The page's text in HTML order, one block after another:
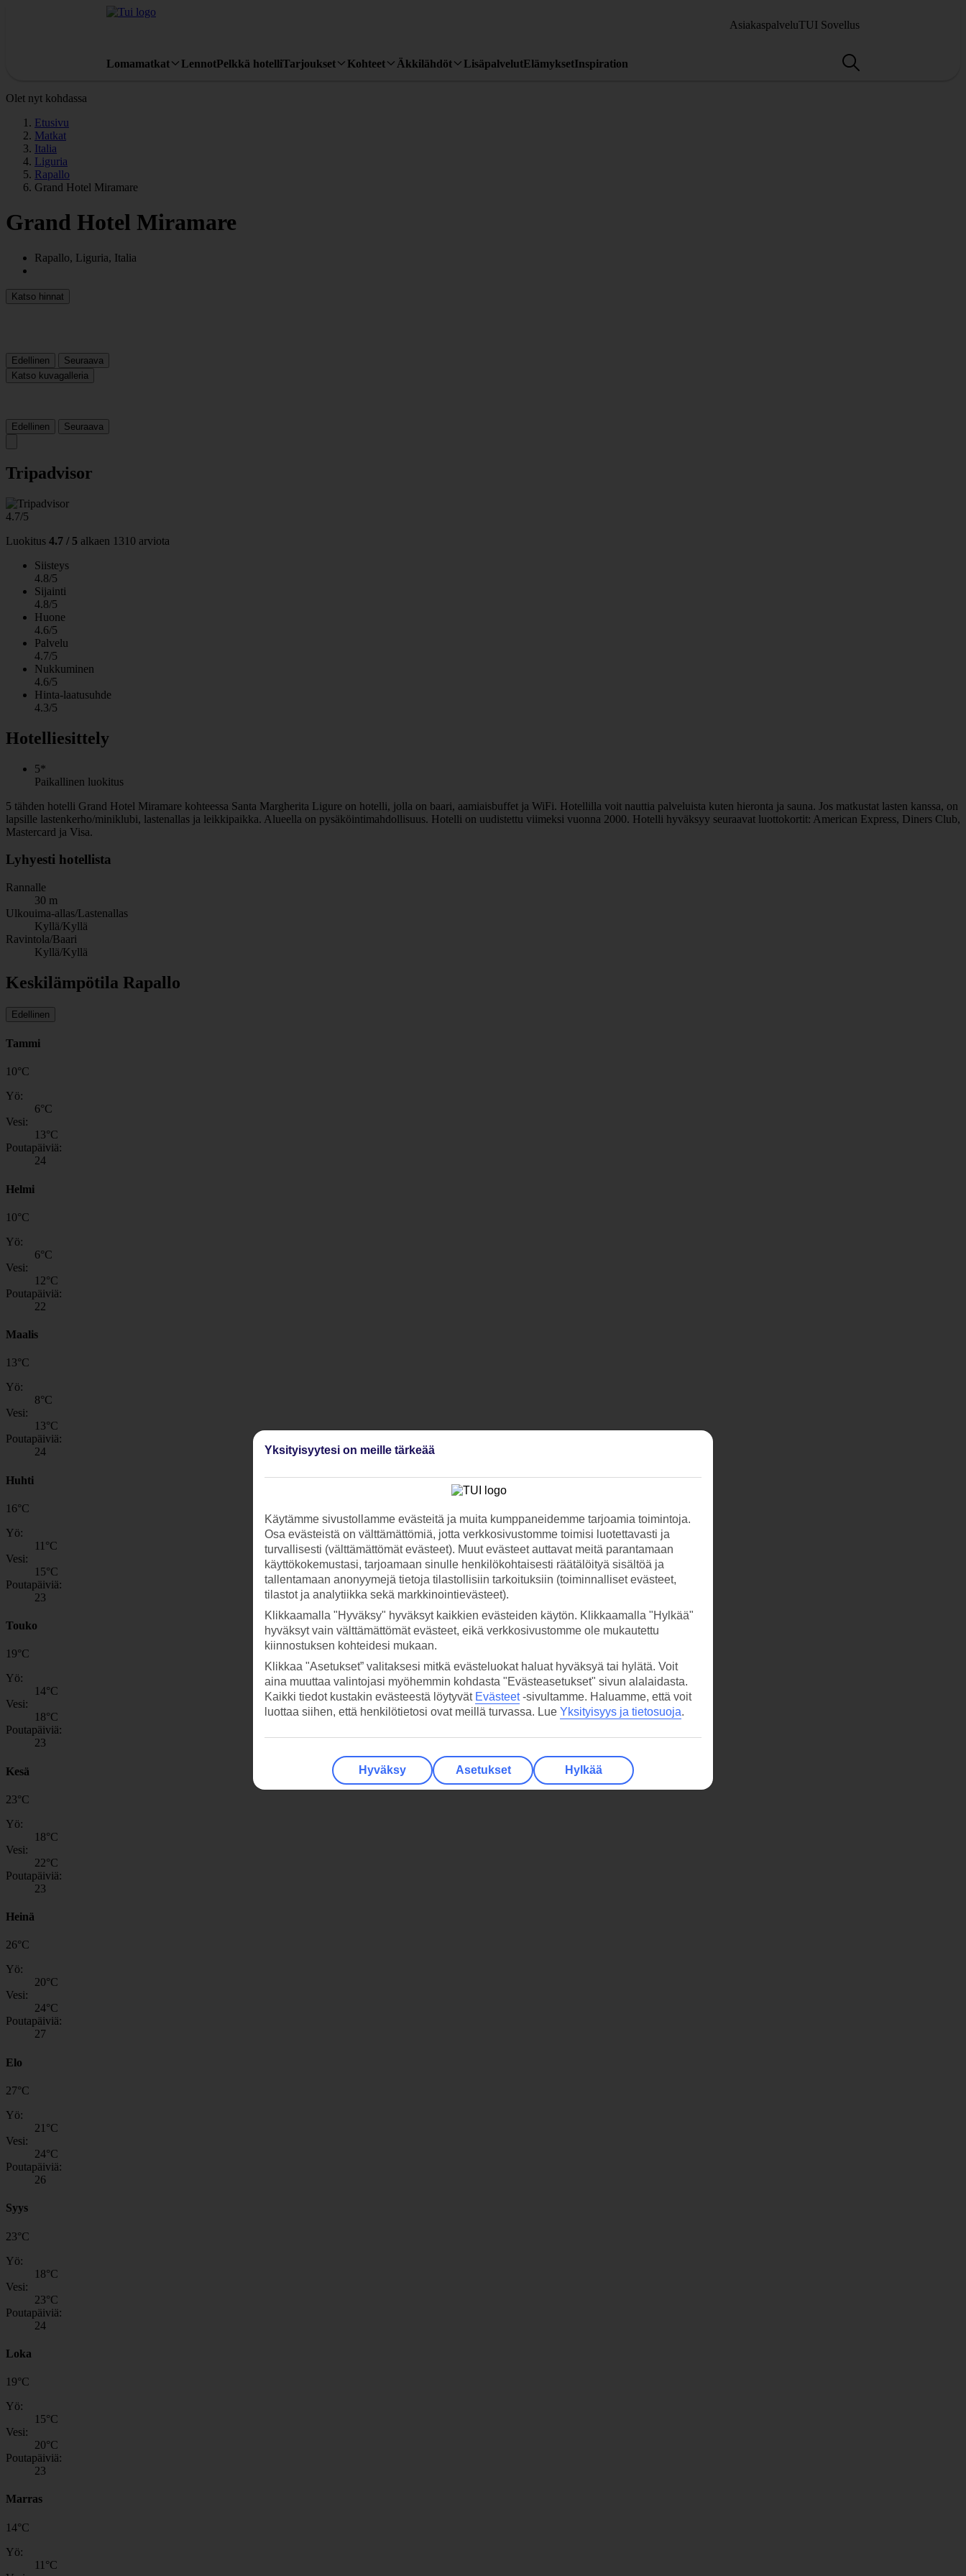
AsiakaspalveluTUI Sovellus
Lomamatkat LennotPelkkä hotelliTarjoukset Kohteet Äkkilähdöt LisäpalvelutElämyksetInspiration
Olet nyt kohdassa
Etusivu
Matkat
Italia
Liguria
Rapallo
Grand Hotel Miramare
Grand Hotel Miramare
Rapallo, Liguria, Italia
Katso hinnat
Edellinen
Seuraava
Katso kuvagalleria
Edellinen Seuraava
Tripadvisor
4.7/5
Luokitus 4.7 / 5 alkaen 1310 arviota
Siisteys
4.8/5
Sijainti
4.8/5
Huone
4.6/5
Palvelu
4.7/5
Nukkuminen
4.6/5
Hinta-laatusuhde
4.3/5
Hotelliesittely
5*
Paikallinen luokitus
5 tähden hotelli Grand Hotel Miramare kohteessa Santa Margherita Ligure on hotelli, jolla on baari, aamiaisbuffet ja WiFi. Hotellilla voit nauttia palveluista kuten hieronta ja sauna. Jos matkustat lasten kanssa, on
lapsille lastenkerho/miniklubi, lastenallas ja leikkipaikka. Alueella on pysäköintimahdollisuus. Hotelli on uudistettu viimeksi vuonna 2000. Hotelli hyväksyy seuraavat luottokortit: American Express, Diners Club,
Mastercard ja Visa.
Lyhyesti hotellista
Rannalle
30 m
Ulkouima-allas/Lastenallas
Kyllä/Kyllä
Ravintola/Baari
Kyllä/Kyllä
Keskilämpötila Rapallo
Edellinen
Tammi
10°C
Yö:
6°C
Vesi:
13°C
Poutapäiviä:
24
Helmi
10°C
Yö:
6°C
Vesi:
12°C
Poutapäiviä:
22
Maalis
13°C
Yö:
8°C
Vesi:
13°C
Poutapäiviä:
24
Huhti
16°C
Yö:
11 °C
Vesi:
15°C
Poutapäiviä:
23
Touko
19°C
Yö:
14°C
Vesi:
18°C
Poutapäiviä:
23
Kesä
23°C
Yö:
18°C
Vesi:
22°C
Poutapäiviä:
23
Heinä
26°C
Yö:
20°C
Vesi:
24°C
Poutapäiviä:
27
Elo
27°C
Yö:
21 °C
Vesi:
24°C
Poutapäiviä:
26
Syys
23°C
Yö:
18°C
Vesi:
23°C
Poutapäiviä:
24
Loka
19°C
Yö:
15°C
Vesi:
20°C
Poutapäiviä:
23
Marras
14°C
Yö:
11 °C
Yksityisyytesi on meille tärkeää
Käytämme sivustollamme evästeitä ja muita kumppaneidemme tarjoamia toimintoja.
Osa evästeistä on välttämättömiä, jotta verkkosivustomme toimisi luotettavasti ja
turvallisesti (välttämättömät evästeet). Muut evästeet auttavat meitä parantamaan
käyttökokemustasi, tarjoamaan sinulle henkilökohtaisesti räätälöityä sisältöä ja
tallentamaan anonyymejä tietoja tilastollisiin tarkoituksiin (toiminnalliset evästeet,
tilastot ja analytiikka sekä markkinointievästeet).
Klikkaamalla "Hyväksy" hyväksyt kaikkien evästeiden käytön. Klikkaamalla "Hylkää"
hyväksyt vain välttämättömät evästeet, eikä verkkosivustomme ole mukautettu
kiinnostuksen kohteidesi mukaan.
Klikkaa "Asetukset” valitaksesi mitkä evästeluokat haluat hyväksyä tai hylätä. Voit
aina muuttaa valintojasi myöhemmin kohdasta "Evästeasetukset" sivun alalaidasta.
Kaikki tiedot kustakin evästeestä löytyvät Evästeet-sivultamme. Haluamme, että voit
luottaa siihen, että henkilötietosi ovat meillä turvassa. Lue Yksityisyys ja tietosuoja.
Hyväksy Asetukset Hylkää